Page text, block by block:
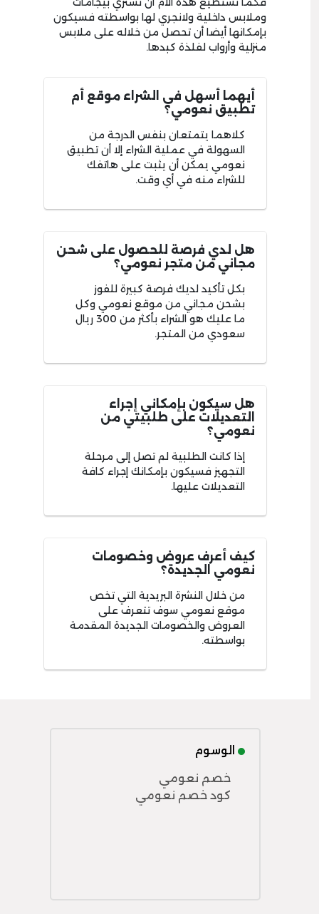
وملابس داخلية ولانجري لها بواسطته فسيكون
بإمكانها أيضا أن تحصل من خلاله على ملابس
منزلية وأرواب لفلذة كبدها.
أيهما أسهل في الشراء موقع أم
تطبيق نعومي؟
كلاهما يتمتعان بنفس الدرجة من
السهولة في عملية الشراء إلا أن تطبيق
نعومي يمكن أن يثبت على هاتفك
للشراء منه في أي وقت.
هل لدي فرصة للحصول على شحن
مجاني من متجر نعومي؟
بكل تأكيد لديك فرصة كبيرة للفوز
بشحن مجاني من موقع نعومي وكل
ما عليك هو الشراء بأكثر من 300 ريال
سعودي من المتجر.
هل سيكون بإمكاني إجراء
التعديلات على طلبيتي من
نعومي؟
إذا كانت الطلبية لم تصل إلى مرحلة
التجهيز فسيكون بإمكانك إجراء كافة
التعديلات عليها.
كيف أعرف عروض وخصومات
نعومي الجديدة؟
من خلال النشرة البريدية التي تخص
موقع نعومي سوف تتعرف على
العروض والخصومات الجديدة المقدمة
بواسطته.
الوسوم
خصم نعومي
كود خصم نعومي